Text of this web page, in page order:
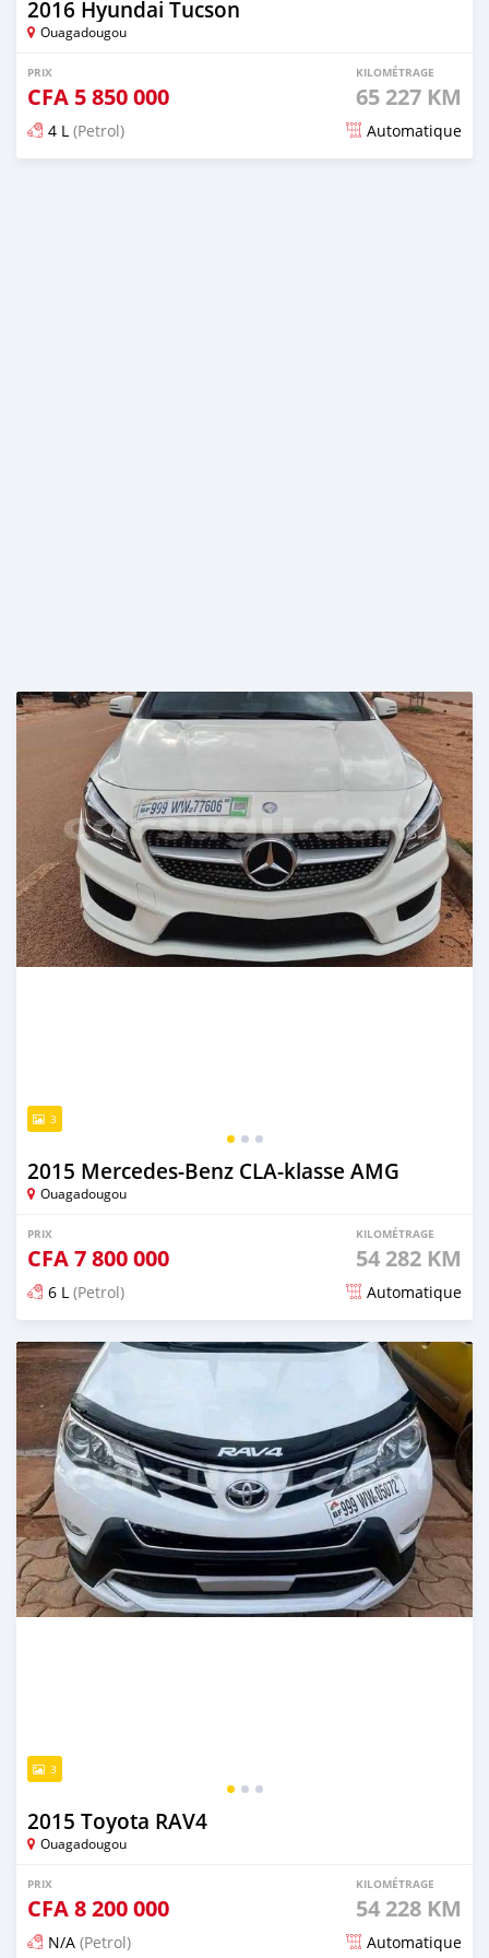
2016 Hyundai Tucson
Ouagadougou
PRIX
CFA 5 850 000
KILOMÉTRAGE
65 227 KM
4 L (Petrol) Automatique
3
2015 Mercedes-Benz CLA-klasse AMG
Ouagadougou
PRIX
CFA7 800 000
KILOMÉTRAGE
54 282 KM
6 L (Petrol) Automatique
Publié il y a 2 jours
3
2015 Toyota RAV4
Ouagadougou
PRIX
CFA8 200 000
KILOMÉTRAGE
54 228 KM
N/A (Petrol) Automatique